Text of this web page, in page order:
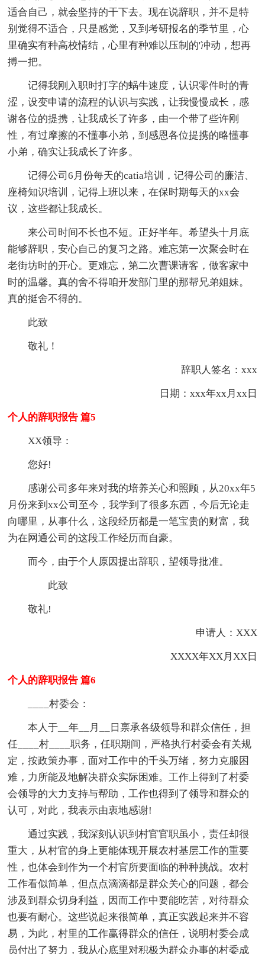
适合自己，就会坚持的干下去。现在说辞职，并不是特
别觉得不适合，只是感觉，又到考研报名的季节里，心
里确实有种高校情结，心里有种难以压制的'冲动，想再
搏一把。
记得我刚入职时打字的蜗牛速度，认识零件时的青
涩，设变申请的流程的认识与实践，让我慢慢成长，感
谢各位的提携，让我成长了许多，由一个带了些许刚
性，有过摩擦的不懂事小弟，到感恩各位提携的略懂事
小弟，确实让我成长了许多。
记得公司6月份每天的catia培训，记得公司的廉洁、
座椅知识培训，记得上班以来，在保时期每天的xx会
议，这些都让我成长。
来公司时间不长也不短。正好半年。希望头十月底
能够辞职，安心自己的复习之路。难忘第一次聚会时在
老街坊时的开心。更难忘，第二次曹课请客，做客家中
时的温馨。真的舍不得咱开发部门里的那帮兄弟姐妹。
真的挺舍不得的。
此致
敬礼！
辞职人签名：xxx
日期：xxx年xx月xx日
个人的辞职报告 篇5
XX领导：
您好!
感谢公司多年来对我的培养关心和照顾，从20xx年5
月份来到xx公司至今，我学到了很多东西，今后无论走
向哪里，从事什么，这段经历都是一笔宝贵的财富，我
为在网通公司的这段工作经历而自豪。
而今，由于个人原因提出辞职，望领导批准。
此致
敬礼!
申请人：XXX
XXXX年XX月XX日
个人的辞职报告 篇6
____村委会：
本人于__年__月__日禀承各级领导和群众信任，担
任____村____职务，任职期间，严格执行村委会有关规
定，按政策办事，面对工作中的千头万绪，努力克服困
难，力所能及地解决群众实际困难。工作上得到了村委
会领导的大力支持与帮助，工作也得到了领导和群众的
认可，对此，我表示由衷地感谢!
通过实践，我深刻认识到村官官职虽小，责任却很
重大，从村官的身上更能体现开展农村基层工作的重要
性，也体会到作为一个村官所要面临的种种挑战。农村
工作看似简单，但点点滴滴都是群众关心的问题，都会
涉及到群众切身利益，因而工作中要能吃苦，对待群众
也要有耐心。这些说起来很简单，真正实践起来并不容
易，为此，村里的工作赢得群众的信任，说明村委会成
员付出了努力，我从心底里对积极为群众办事的村委成